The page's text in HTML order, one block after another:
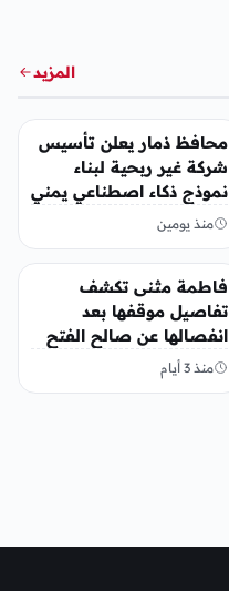
المزيد
منوعات
محافظ ذمار يعلن تأسيس
شركة غير ربحية لبناء
نموذج ذكاء اصطناعي يمني
منذ يومين
منوعات
فاطمة مثنى تكشف
تفاصيل موقفها بعد
انفصالها عن صالح الفتح
منذ 3 أيام